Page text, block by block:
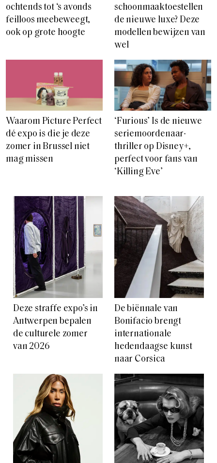
ochtends tot ‘s avonds
feilloos meebeweegt,
ook op grote hoogte
schoonmaaktoestellen
de nieuwe luxe? Deze
modellen bewijzen van
wel
Waarom Picture Perfect
dé expo is die je deze
zomer in Brussel niet
mag missen
‘Furious’ Is de nieuwe
seriemoordenaar-
thriller op Disney+,
perfect voor fans van
‘Killing Eve’
Deze straffe expo’s in
Antwerpen bepalen
de culturele zomer
van 2026
De biënnale van
Bonifacio brengt
internationale
hedendaagse kunst
naar Corsica